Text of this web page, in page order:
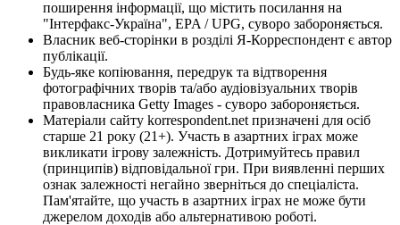
поширення інформації, що містить посилання на
"Інтерфакс-Україна", EPA / UPG, суворо забороняється.
Власник веб-сторінки в розділі Я-Корреспондент є автор
публікації.
Будь-яке копіювання, передрук та відтворення
фотографічних творів та/або аудіовізуальних творів
правовласника Getty Images - суворо забороняється.
Матеріали сайту korrespondent.net призначені для осіб
старше 21 року (21+). Участь в азартних іграх може
викликати ігрову залежність. Дотримуйтесь правил
(принципів) відповідальної гри. При виявленні перших
ознак залежності негайно зверніться до спеціаліста.
Пам'ятайте, що участь в азартних іграх не може бути
джерелом доходів або альтернативою роботі.